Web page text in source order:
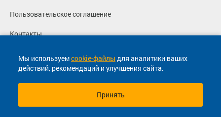
Мы используемcookie-файлы для аналитики ваших
действий, рекомендаций и улучшения сайта.
Принять
Пользовательское соглашение
Контакты
Политика конфиденциальности
Перевозчикам
© 2013-2026, ООО "Капитал"- Онлайн сервис продажи